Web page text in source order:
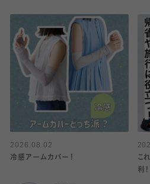
2026.08.02
冷感アームカバー！
こ
利！